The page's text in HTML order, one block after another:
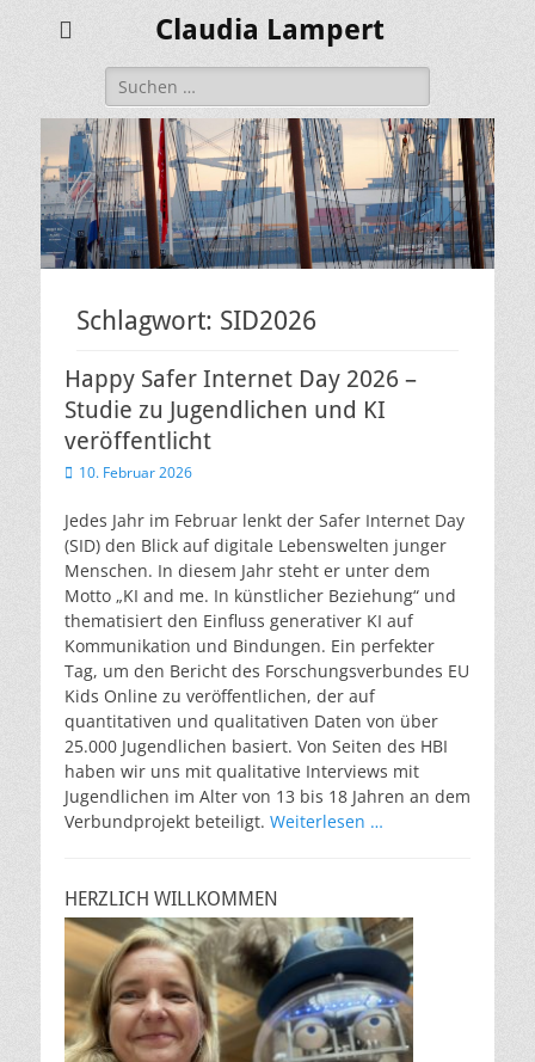
Claudia Lampert
Suchen
nach:
Schlagwort: SID2026
Happy Safer Internet Day 2026 –
Studie zu Jugendlichen und KI
veröffentlicht
Veröffentlicht
10. Februar 2026
Jedes Jahr im Februar lenkt der Safer Internet Day
(SID) den Blick auf digitale Lebenswelten junger
Menschen. In diesem Jahr steht er unter dem
Motto „KI and me. In künstlicher Beziehung“ und
thematisiert den Einfluss generativer KI auf
Kommunikation und Bindungen. Ein perfekter
Tag, um den Bericht des Forschungsverbundes EU
Kids Online zu veröffentlichen, der auf
quantitativen und qualitativen Daten von über
25.000 Jugendlichen basiert. Von Seiten des HBI
haben wir uns mit qualitative Interviews mit
Jugendlichen im Alter von 13 bis 18 Jahren an dem
Verbundprojekt beteiligt. Weiterlesen …
HERZLICH WILLKOMMEN